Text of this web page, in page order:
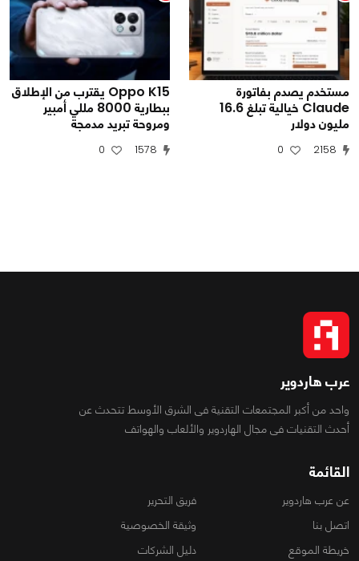
مستخدم يصدم بفاتورة
Claude خيالية تبلغ 16.6
مليون دولار
2158
0
Oppo K15 يقترب من الإطلاق
ببطارية 8000 مللي أمبير
ومروحة تبريد مدمجة
1578
0
عرب هاردوير
واحد من أكبر المجتمعات التقنية فى الشرق الأوسط تتحدث عن
أحدث التقنيات فى مجال الهاردوير والألعاب والهواتف
القائمة
عن عرب هاردوير
فريق التحرير
اتصل بنا
وثيقة الخصوصية
خريطة الموقع
دليل الشركات